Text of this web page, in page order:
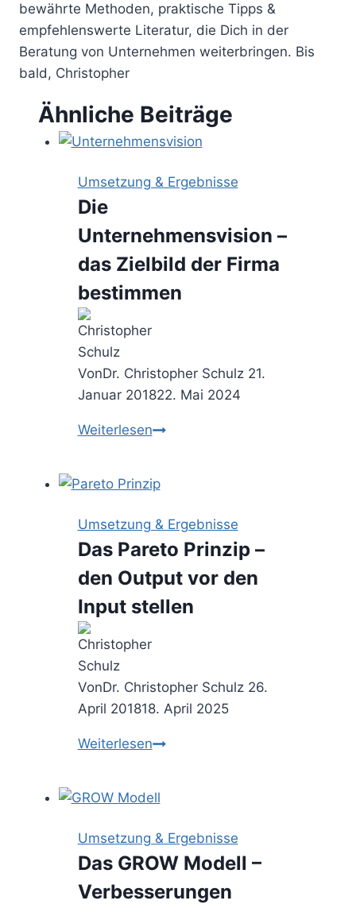
bewährte Methoden, praktische Tipps &
empfehlenswerte Literatur, die Dich in der
Beratung von Unternehmen weiterbringen. Bis
bald, Christopher
Ähnliche Beiträge
Umsetzung & Ergebnisse
Die
Unternehmensvision –
das Zielbild der Firma
bestimmen
VonDr. Christopher Schulz 21.
Januar 201822. Mai 2024
WeiterlesenDie
das
Zielbild
Firma
bestimmen
Umsetzung & Ergebnisse
Das Pareto Prinzip –
den Output vor den
Input stellen
VonDr. Christopher Schulz 26.
April 201818. April 2025
WeiterlesenDas
–
den
Output
vor
den
Umsetzung & Ergebnisse
Das GROW Modell –
Verbesserungen